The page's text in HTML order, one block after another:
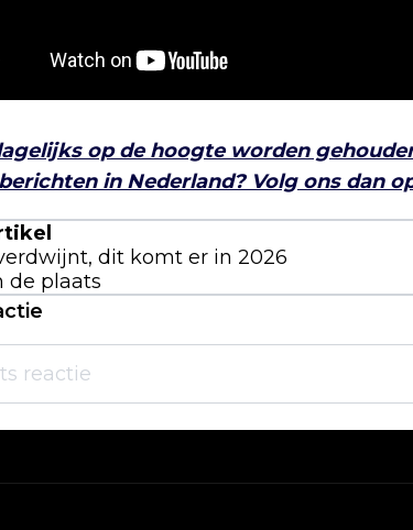
op de hoogte worden
in Nederland? Volg ons dan
dit komt er in 2026
de plaats